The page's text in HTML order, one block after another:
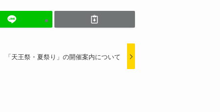
「天王祭・夏祭り」の開催案内について